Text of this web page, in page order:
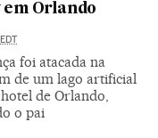
em Orlando
EDT
foi atacada na
de um lago artificial
de Orlando,
o pai